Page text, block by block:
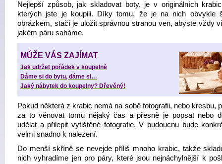
Nejlepší způsob, jak skladovat boty, je v originálních
kterých jste je koupili. Díky tomu, že je na nich obvykle
obrázkem, stačí je uložit správnou stranou ven, abyste vždy
jakém páru saháme.
MŮŽE VÁS ZAJÍMAT
Jak udržet pořádek v koupelně
Dáme si do bytu, dáme si…
Jaký nábytek do koupelny? Dřevěný!
Pokud některá z krabic nemá na sobě fotografii, nebo kresbu,
za to věnovat tomu nějaký čas a přesně je popsat nebo
udělat a přilepit vytištěné fotografie. V budoucnu bude
velmi snadno k nalezení.
Do menší skříně se nevejde příliš mnoho krabic, takže
nich vyhradíme jen pro páry, které jsou nejnáchylnější k